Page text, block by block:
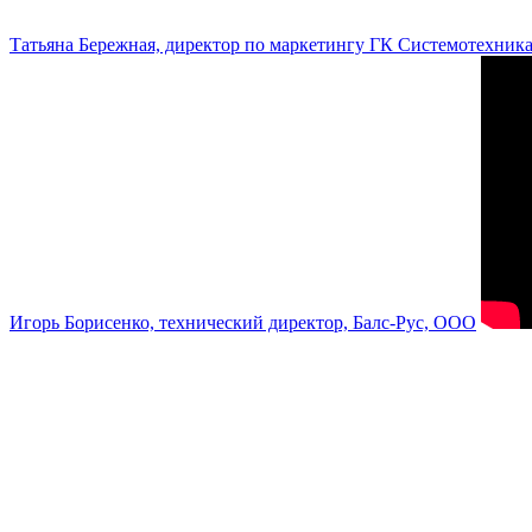
Татьяна Бережная, директор по маркетингу ГК Системотехника
Игорь Борисенко, технический директор, Балс-Рус, ООО